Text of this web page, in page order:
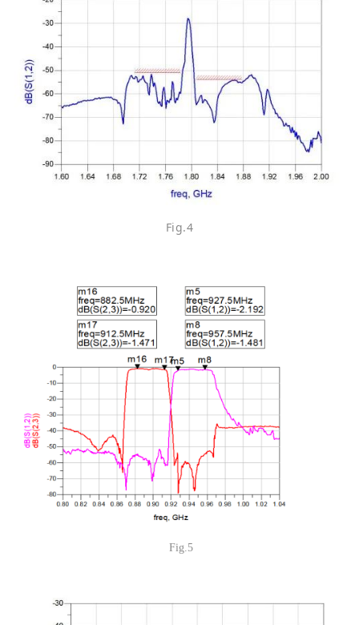
Fig.4
Fig.5